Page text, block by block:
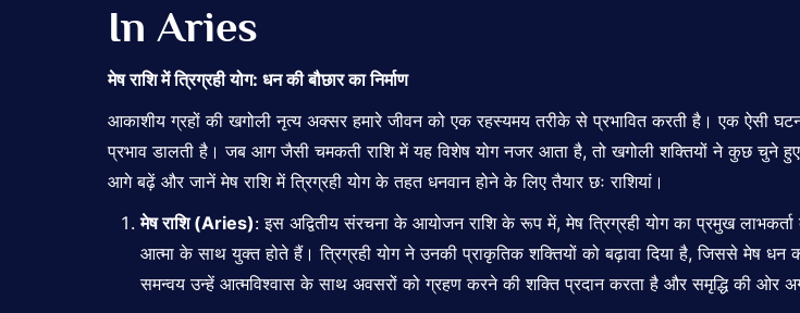
In Aries
मेष राशि में त्रिग्रही योग: धन की बौछार का निर्माण
आकाशीय ग्रहों की खगोली नृत्य अक्सर हमारे जीवन को एक रहस्यमय तरीके से प्रभावित करती है। एक ऐसी घटना
प्रभाव डालती है। जब आग जैसी चमकती राशि में यह विशेष योग नजर आता है, तो खगोली शक्तियों ने कुछ चुने हुए
आगे बढ़ें और जानें मेष राशि में त्रिग्रही योग के तहत धनवान होने के लिए तैयार छः राशियां।
मेष राशि (Aries): इस अद्वितीय संरचना के आयोजन राशि के रूप में, मेष त्रिग्रही योग का प्रमुख
आत्मा के साथ युक्त होते हैं। त्रिग्रही योग ने उनकी प्राकृतिक शक्तियों को बढ़ावा दिया है, जिससे मेष
समन्वय उन्हें आत्मविश्वास के साथ अवसरों को ग्रहण करने की शक्ति प्रदान करता है और समृद्धि की ओर